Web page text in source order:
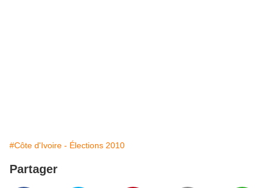
#Côte d'Ivoire - Élections 2010
Partager